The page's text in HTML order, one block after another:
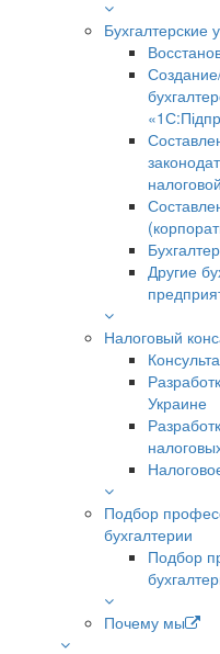
Бухгалтерские
Другие
Налоговый
Украине
Подбор
бухгалтерии
Подбор
Почему мы